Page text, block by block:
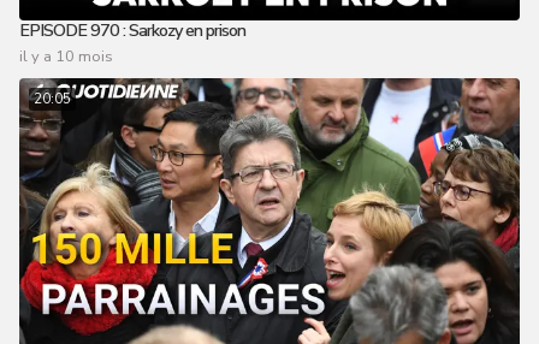
EPISODE 970 : Sarkozy en prison
il y a 10 mois
20:05